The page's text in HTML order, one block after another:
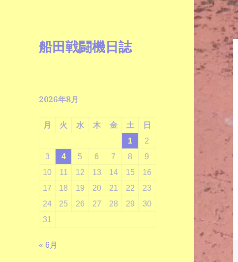
船田戦闘機日誌
2026年8月
月 火 水 木 金 土
日
1
2
3
4 5 6 7 8
9
10
11 12 13 14 15
16
17
18 19 20 21 22
23
24
25 26 27 28 29
30
31
« 6月